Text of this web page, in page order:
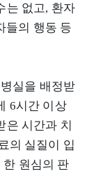
는 없고, 환자
들의 행동 등
실을 배정받
6시간 이상
은 시간과 치
의 실질이 입
원심의 판